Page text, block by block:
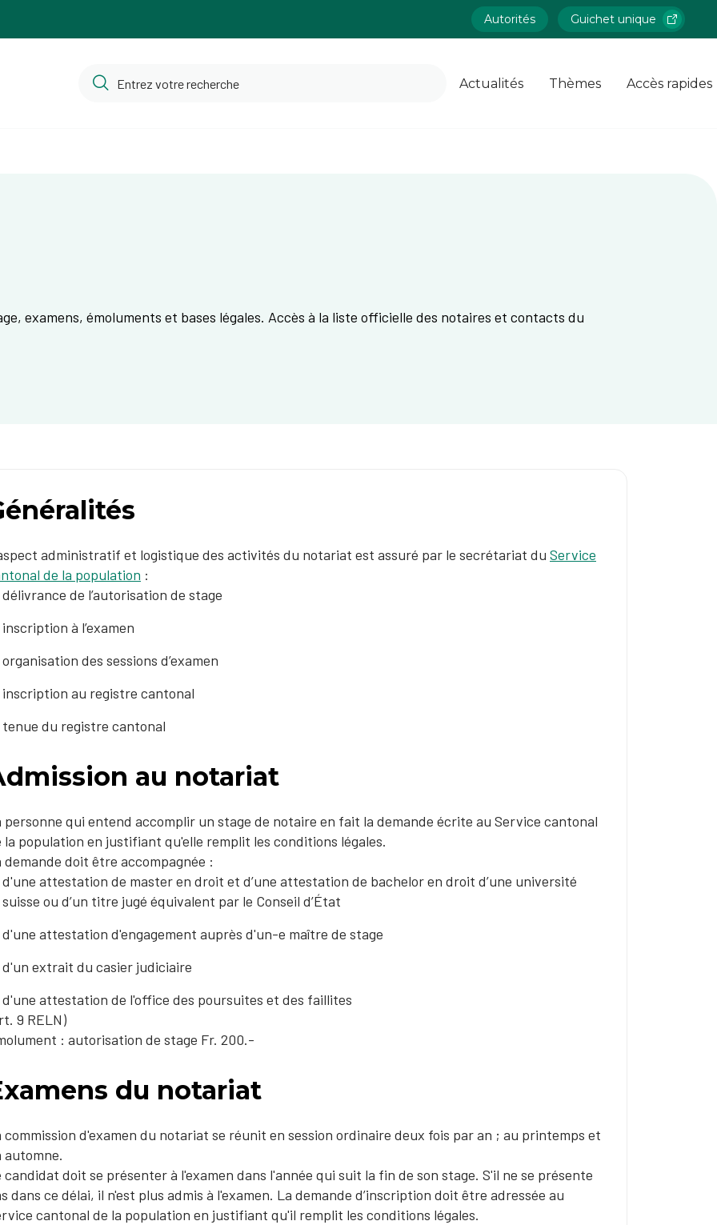
Autorités Guichet unique
Actualités Thèmes Accès rapides
examens, émoluments et bases légales. Accès à la liste officielle des notaires et contacts du
administratif et logistique des activités du notariat est assuré par le secrétariat du Service
de la population :
délivrance de l’autorisation de stage
inscription à l’examen
organisation des sessions d’examen
inscription au registre cantonal
tenue du registre cantonal
au notariat
personne qui entend accomplir un stage de notaire en fait la demande écrite au Service cantonal
la population en justifiant qu'elle remplit les conditions légales.
demande doit être accompagnée :
d'une attestation de master en droit et d’une attestation de bachelor en droit d’une université
suisse ou d’un titre jugé équivalent par le Conseil d’État
d'une attestation d'engagement auprès d'un-e maître de stage
d'un extrait du casier judiciaire
d'une attestation de l'office des poursuites et des faillites
9 RELN)
: autorisation de stage Fr. 200.-
du notariat
commission d'examen du notariat se réunit en session ordinaire deux fois par an ; au printemps et
automne.
candidat doit se présenter à l'examen dans l'année qui suit la fin de son stage. S'il ne se présente
dans ce délai, il n'est plus admis à l'examen. La demande d’inscription doit être adressée au
cantonal de la population en justifiant qu'il remplit les conditions légales.